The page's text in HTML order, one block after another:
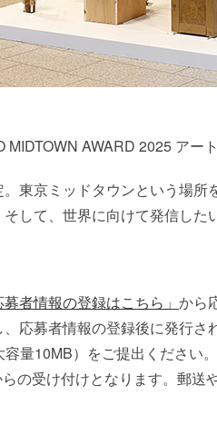
AWARD 2025 アー
東京ミッドタウンという場所
して、世界に向けて発信した
募者情報の登録はこちら」 から
応募者情報の登録後に発行さ
量10MB）をご提出ください。
の受け付けとなります。郵